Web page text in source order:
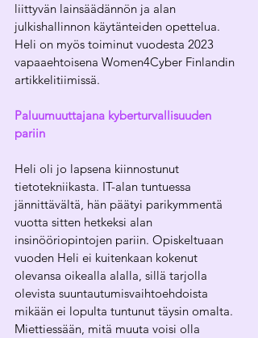
liittyvän lainsäädännön ja alan
julkishallinnon käytänteiden opettelua.
Heli on myös toiminut vuodesta 2023
vapaaehtoisena Women4Cyber Finlandin
artikkelitiimissä.
Paluumuuttajana kyberturvallisuuden
pariin
Heli oli jo lapsena kiinnostunut
tietotekniikasta. IT-alan tuntuessa
jännittävältä, hän päätyi parikymmentä
vuotta sitten hetkeksi alan
insinööriopintojen pariin. Opiskeltuaan
vuoden Heli ei kuitenkaan kokenut
olevansa oikealla alalla, sillä tarjolla
olevista suuntautumisvaihtoehdoista
mikään ei lopulta tuntunut täysin omalta.
Miettiessään, mitä muuta voisi olla